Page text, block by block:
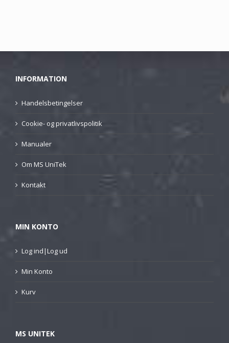
INFORMATION
Handelsbetingelser
Cookie- og privatlivspolitik
Manualer
Om MS UniTek
Kontakt
MIN KONTO
Log ind|Log ud
Min Konto
Kurv
MS UNITEK